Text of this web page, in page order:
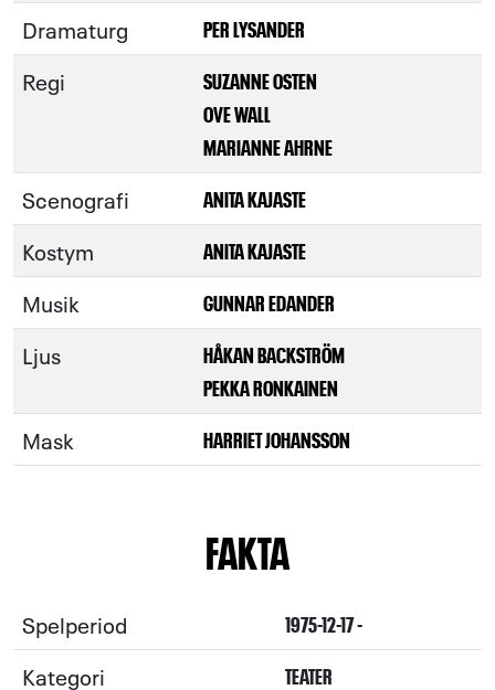
Dramaturg PER LYSANDER
Regi
SUZANNE OSTEN
OVE WALL
MARIANNE AHRNE
Scenografi ANITA KAJASTE
Kostym ANITA KAJASTE
Musik GUNNAR EDANDER
Ljus
HÅKAN BACKSTRÖM
PEKKA RONKAINEN
Mask HARRIET JOHANSSON
FAKTA
Spelperiod 1975-12-17 -
Kategori TEATER